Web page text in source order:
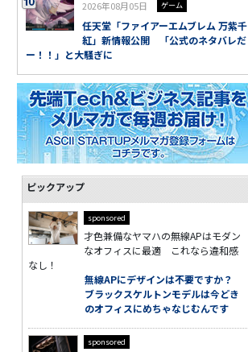
2026年08月05日 ゲーム
任天堂「ファイアーエムブレム 万紫千
紅」新情報公開 「公式のネタバレだ
ー！！」と大騒ぎに
ピックアップ
sponsored
才色兼備なヤマハの無線APはモダン
なオフィスに最適 これなら違和感
なし！
無線APにデザインは不要ですか？
ブラックスケルトンモデルは今どき
のオフィスにめちゃなじむんです
sponsored